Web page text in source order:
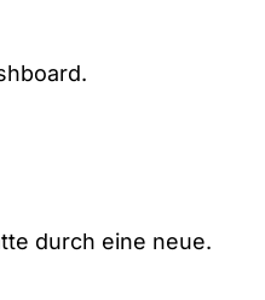
durch eine neue.